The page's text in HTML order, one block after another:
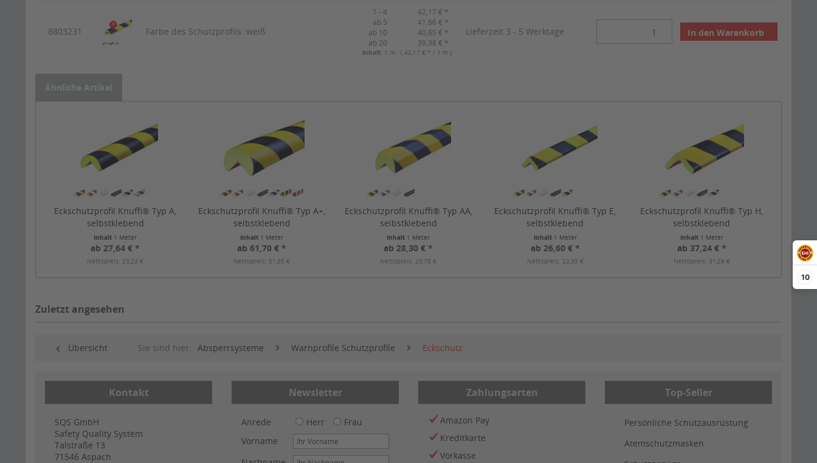
10
8803231 Farbe des Schutzprofils: weiß
1 - 4
42,17 € *
ab 5
41,66 € *
ab 10
40,65 € *
ab 20
39,38 € *
Inhalt: 1 m ( 42,17 € * / 1 m )
Lieferzeit 3 - 5 Werktage In den Warenkorb
Ähnliche Artikel
Eckschutzprofil Knuffi® Typ A,
selbstklebend
Inhalt 1 Meter
ab 27,64 € *
Nettopreis: 23,23 €
Eckschutzprofil Knuffi® Typ A+,
selbstklebend
Inhalt 1 Meter
ab 61,70 € *
Nettopreis: 51,85 €
Eckschutzprofil Knuffi® Typ AA,
selbstklebend
Inhalt 1 Meter
ab 28,30 € *
Nettopreis: 23,78 €
Eckschutzprofil Knuffi® Typ E,
selbstklebend
Inhalt 1 Meter
ab 26,60 € *
Nettopreis: 22,35 €
Eckschutzprofil Knuffi® Typ H,
selbstklebend
Inhalt 1 Meter
ab 37,24 € *
Nettopreis: 31,29 €
Zuletzt angesehen
Übersicht Sie sind hier: Absperrsysteme Warnprofile Schutzprofile Eckschutz
Kontakt
SQS GmbH
Safety Quality System
Talstraße 13
71546 Aspach
Newsletter
Anrede Herr
Frau
Vorname
Zahlungsarten
Amazon Pay
Kreditkarte
Vorkasse
Top-Seller
Persönliche Schutzausrüstung
Atemschutzmasken